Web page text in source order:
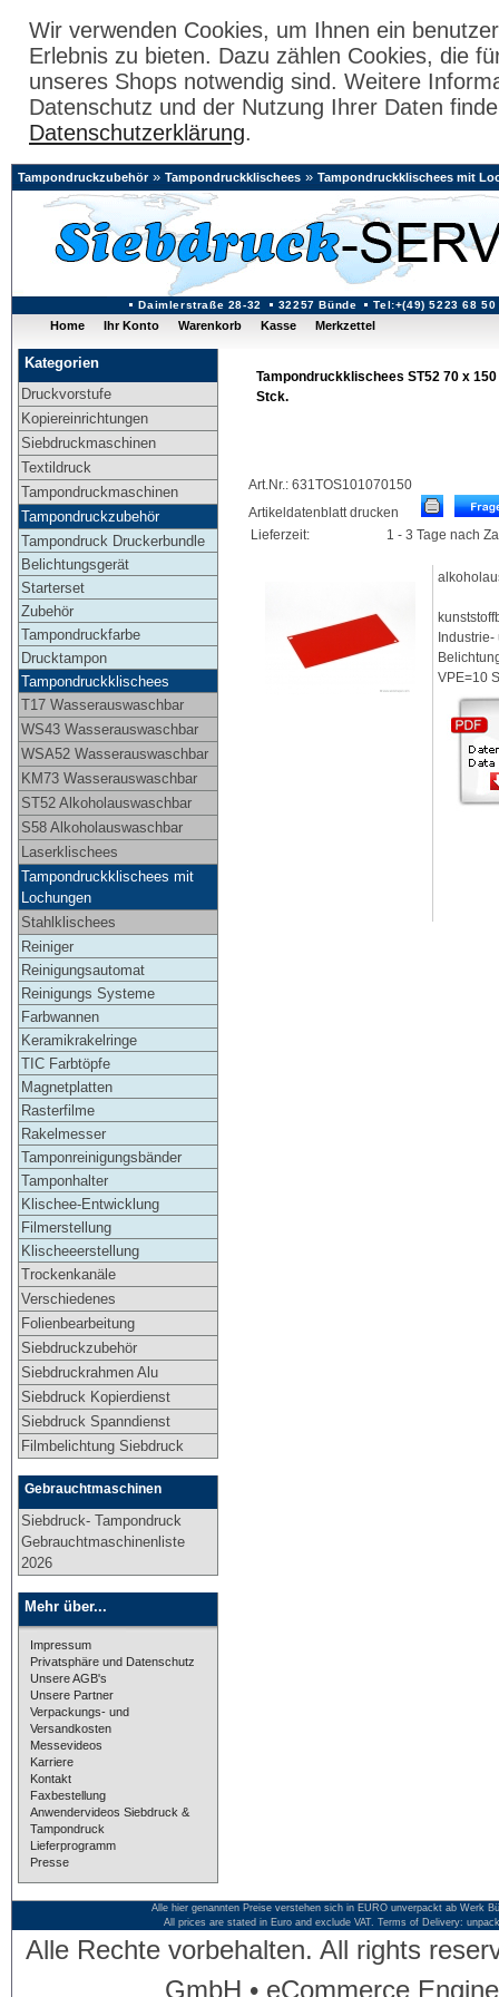
Wir verwenden Cookies, um Ihnen ein
Erlebnis zu bieten. Dazu zählen Cookies, die
unseres Shops notwendig sind. Weitere
Datenschutz und der Nutzung Ihrer Daten
Datenschutzerklärung.
Daimlerstraße 28-32 32257 Bünde Tel:+(49) 5223 68 50
Tampondruckzubehör» Tampondruckklischees » Tampondruckklischees mit
Home Ihr Konto Warenkorb Kasse Merkzettel
Kategorien
Druckvorstufe
Kopiereinrichtungen
Siebdruckmaschinen
Textildruck
Tampondruckmaschinen
Tampondruckzubehör
Tampondruck Druckerbundle
Belichtungsgerät
Starterset
Zubehör
Tampondruckfarbe
Drucktampon
Tampondruckklischees
T17 Wasserauswaschbar
WS43 Wasserauswaschbar
WSA52 Wasserauswaschbar
KM73 Wasserauswaschbar
ST52 Alkoholauswaschbar
S58 Alkoholauswaschbar
Laserklischees
Tampondruckklischees mit
Lochungen
Stahlklischees
Reiniger
Reinigungsautomat
Reinigungs Systeme
Farbwannen
Keramikrakelringe
TIC Farbtöpfe
Magnetplatten
Rasterfilme
Rakelmesser
Tamponreinigungsbänder
Tamponhalter
Klischee-Entwicklung
Filmerstellung
Klischeeerstellung
Trockenkanäle
Verschiedenes
Folienbearbeitung
Siebdruckzubehör
Siebdruckrahmen Alu
Siebdruck Kopierdienst
Siebdruck Spanndienst
Filmbelichtung Siebdruck
Gebrauchtmaschinen
Siebdruck- Tampondruck
Gebrauchtmaschinenliste
2026
Mehr über...
Impressum
Privatsphäre und Datenschutz
Unsere AGB's
Unsere Partner
Verpackungs- und
Versandkosten
Messevideos
Karriere
Kontakt
Faxbestellung
Anwendervideos Siebdruck &
Tampondruck
Lieferprogramm
Presse
Tampondruckklischees ST52 70 x
Stck.
Art.Nr.: 631TOS101070150
Artikeldatenblatt drucken
Lieferzeit:
1 - 3 Tage nach
VPE=10
Alle hier genannten Preise verstehen sich in EURO unverpackt ab Werk
All prices are stated in Euro and exclude VAT. Terms of Delivery:
Alle Rechte vorbehalten. All rights
GmbH • eCommerce